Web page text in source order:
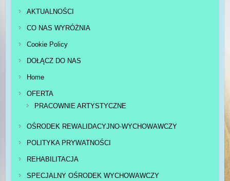
AKTUALNOŚCI
CO NAS WYRÓŻNIA
Cookie Policy
DOŁĄCZ DO NAS
Home
OFERTA
PRACOWNIE ARTYSTYCZNE
OŚRODEK REWALIDACYJNO-WYCHOWAWCZY
POLITYKA PRYWATNOŚCI
REHABILITACJA
SPECJALNY OŚRODEK WYCHOWAWCZY